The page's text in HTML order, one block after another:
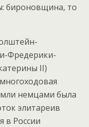
бироновщина, то
Фредерики-
II)
немцами была
элитареив
в России